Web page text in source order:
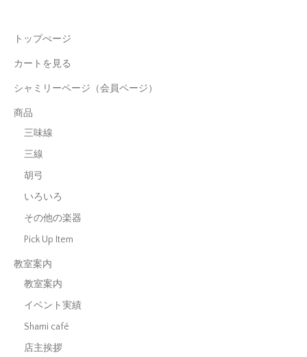
トップぺージ
カートを見る
シャミリーページ（会員ページ）
商品
三味線
三線
胡弓
いろいろ
その他の楽器
Pick Up Item
教室案内
教室案内
イベント実績
Shami café
店主挨拶